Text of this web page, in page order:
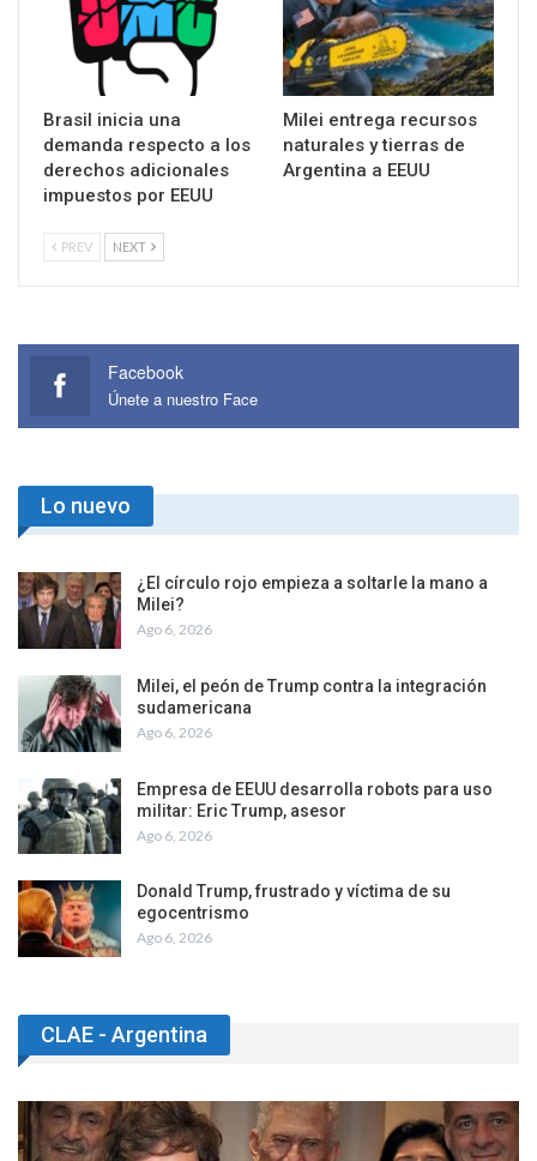
Brasil inicia una
demanda respecto a los
derechos adicionales
impuestos por EEUU
Milei entrega recursos
naturales y tierras de
Argentina a EEUU
PREV NEXT
Facebook
Únete a nuestro Face
Lo nuevo
¿El círculo rojo empieza a soltarle la mano a
Milei?
Ago 6, 2026
Milei, el peón de Trump contra la integración
sudamericana
Ago 6, 2026
Empresa de EEUU desarrolla robots para uso
militar: Eric Trump, asesor
Ago 6, 2026
Donald Trump, frustrado y víctima de su
egocentrismo
Ago 6, 2026
CLAE - Argentina